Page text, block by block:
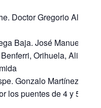
Doctor Gregorio Alemañ.
Baja. José Manuel
Orihuela,
Gonzalo Martínez
los puentes de 4 y 5